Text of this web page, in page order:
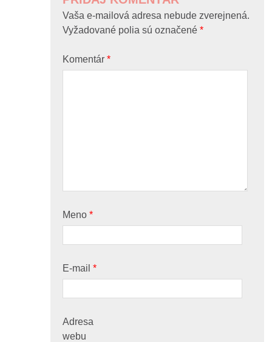
Vaša e-mailová adresa nebude zverejnená.
Vyžadované polia sú označené*
Komentár*
Meno*
E-mail*
Adresa
webu